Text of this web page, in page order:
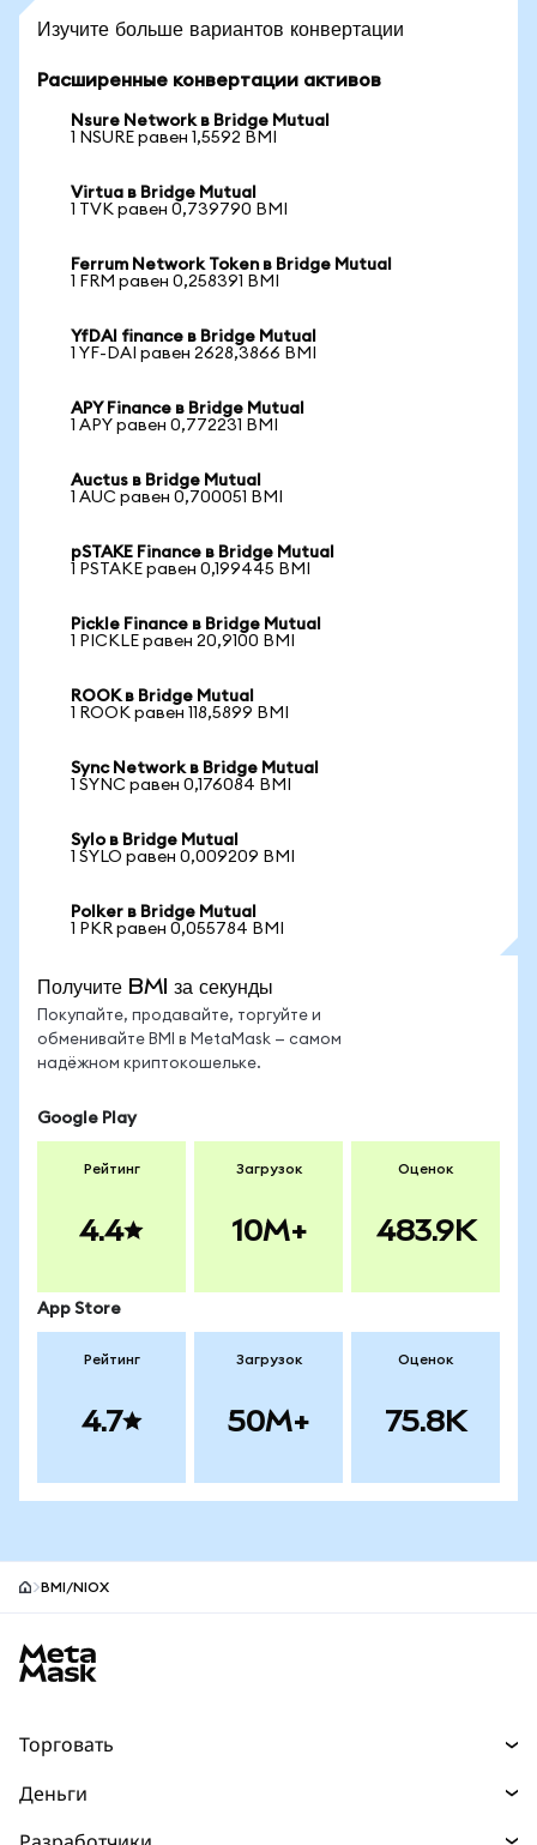
Изучите больше вариантов конвертации
Расширенные конвертации активов
Nsure Network в Bridge Mutual
1 NSURE равен 1,5592 BMI
Virtua в Bridge Mutual
1 TVK равен 0,739790 BMI
Ferrum Network Token в Bridge Mutual
1 FRM равен 0,258391 BMI
YfDAI finance в Bridge Mutual
1 YF-DAI равен 2628,3866 BMI
APY Finance в Bridge Mutual
1 APY равен 0,772231 BMI
Auctus в Bridge Mutual
1 AUC равен 0,700051 BMI
pSTAKE Finance в Bridge Mutual
1 PSTAKE равен 0,199445 BMI
Pickle Finance в Bridge Mutual
1 PICKLE равен 20,9100 BMI
ROOK в Bridge Mutual
1 ROOK равен 118,5899 BMI
Sync Network в Bridge Mutual
1 SYNC равен 0,176084 BMI
Sylo в Bridge Mutual
1 SYLO равен 0,009209 BMI
Polker в Bridge Mutual
1 PKR равен 0,055784 BMI
Получите BMI за секунды
Покупайте, продавайте, торгуйте и
обменивайте BMI в MetaMask — самом
надёжном криптокошельке.
Google Play
Рейтинг
4.4
Загрузок
10M+
Оценок
483.9K
App Store
Рейтинг
4.7
Загрузок
50M+
Оценок
75.8K
BMI/NIOX
Торговать
Деньги